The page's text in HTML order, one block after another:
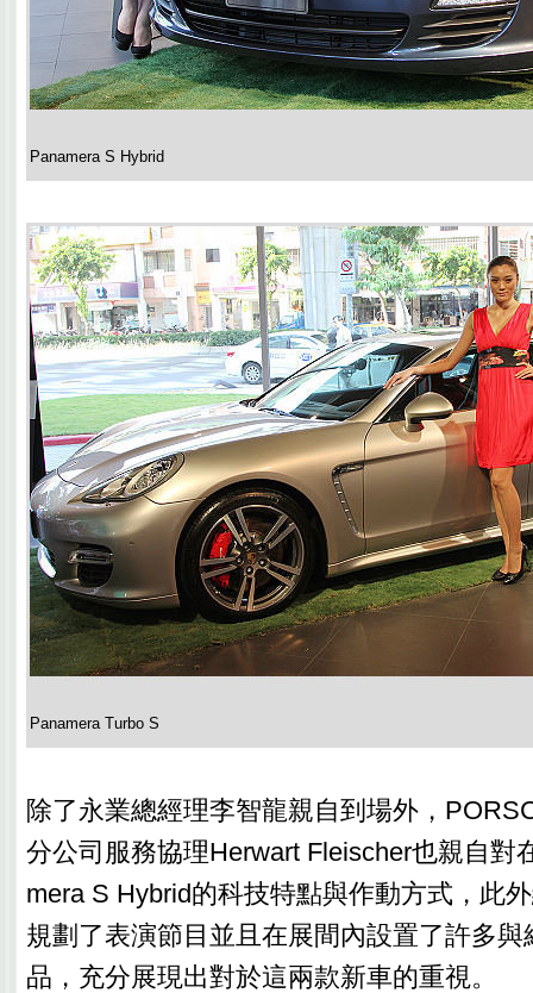
Panamera S Hybrid
Panamera Turbo S
除了永業總經理李智龍親自到場外，
分公司服務協理Herwart Fleischer也親自對
mera S Hybrid的科技特點與作動方式，此
規劃了表演節目並且在展間內設置了許多
品，充分展現出對於這兩款新車的重視。